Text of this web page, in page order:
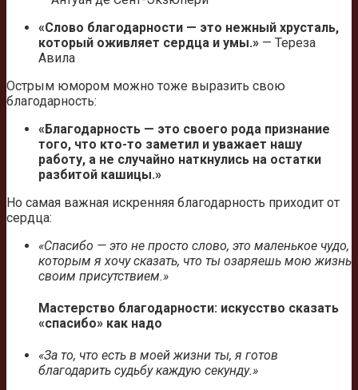
«Слово благодарности — это нежный хрусталь,
который оживляет сердца и умы.» — Тереза
Авила
Острым юмором можно тоже выразить свою
благодарность:
«Благодарность — это своего рода признание
того, что кто-то заметил и уважает нашу
работу, а не случайно наткнулись на остатки
разбитой кашицы.»
Но самая важная искренняя благодарность приходит от
сердца:
«Спасибо — это не просто слово, это маленькое чудо,
которым я хочу сказать, что ты озаряешь мою жизнь
своим присутствием.»
Мастерство благодарности: искусство сказать
«спасибо» как надо
«За то, что есть в моей жизни ты, я готов
благодарить судьбу каждую секунду.»